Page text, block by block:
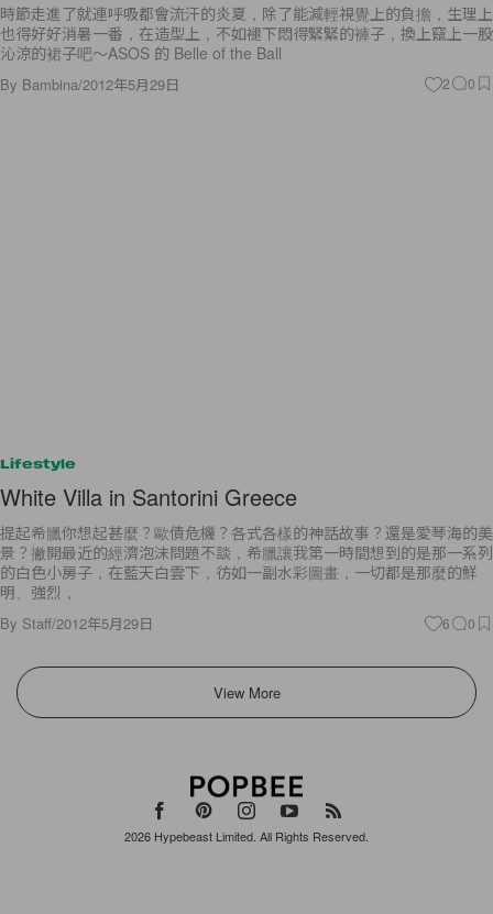
時節走進了就連呼吸都會流汗的炎夏，除了能減輕視覺上的負擔，生理上
也得好好消暑一番，在造型上，不如褪下悶得緊緊的褲子，換上竄上一股
沁涼的裙子吧～ASOS 的 Belle of the Ball
By Bambina/2012年5月29日 2 0
Lifestyle
White Villa in Santorini Greece
提起希臘你想起甚麼？歐債危機？各式各樣的神話故事？還是愛琴海的美
景？撇開最近的經濟泡沫問題不談，希臘讓我第一時間想到的是那一系列
的白色小房子，在藍天白雲下，彷如一副水彩圖畫，一切都是那麼的鮮
明、強烈，
By Staff/2012年5月29日 6 0
View More
2026 Hypebeast Limited . All Rights Reserved.